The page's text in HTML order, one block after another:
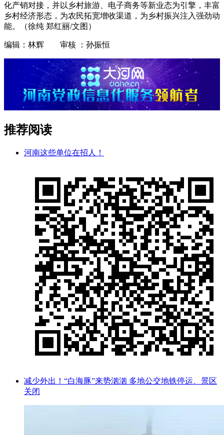
化产销对接，并以乡村旅游、电子商务等新业态为引擎，丰富
乡村经济形态，为农民拓宽增收渠道，为乡村振兴注入强劲动
能。（徐纯 郑红丽/文图）
编辑：林辉 审核 ：孙振恒
推荐阅读
河南这些单位在招人！
减少外出！“白海豚”来势汹汹 多地公交地铁停运、景区
关闭